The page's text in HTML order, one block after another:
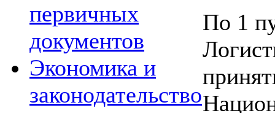
первичных
документов
Экономика и
законодательство
По 1